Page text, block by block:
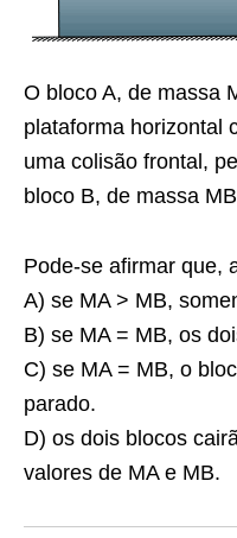
O bloco A, de massa
plataforma horizontal
uma colisão frontal,
bloco B, de massa
Pode-se afirmar que,
A) se MA > MB,
B) se MA = MB, os
C) se MA = MB, o
parado.
D) os dois blocos
valores de MA e MB.